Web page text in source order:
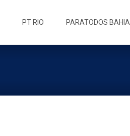
PT RIO PARATODOS BAHIA